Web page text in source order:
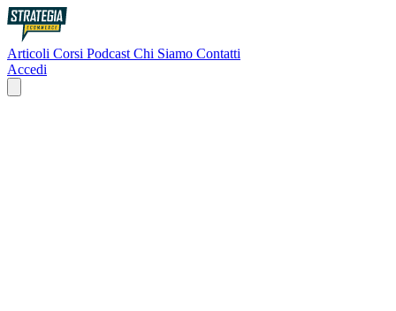
Articoli Corsi Podcast Chi Siamo Contatti
Accedi